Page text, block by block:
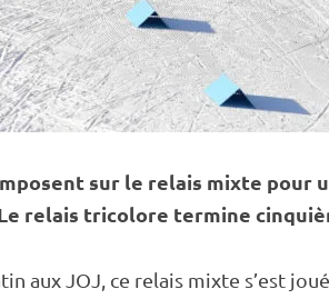
sur le relais mixte pour
relais tricolore termine
aux JOJ, ce relais mixte s’est